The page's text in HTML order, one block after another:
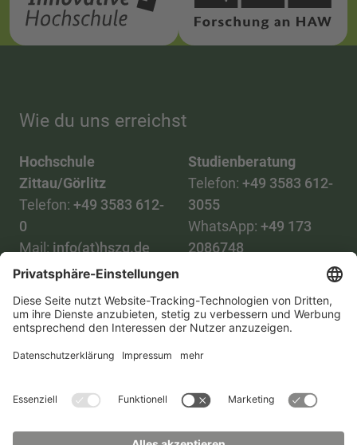
Wie du uns erreichst
Hochschule
Zittau/Görlitz
Telefon: +49 3583 612-
0
Mail: info(at)hszg.de
Studienberatung
Telefon: +49 3583 612-
3055
WhatsApp: +49 173
2086748
Alle StudiengängeDatenschutz
ImpressumBarrierefreiheitPresse